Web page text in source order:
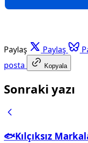
Paylaş Paylaş
posta
Kopyala
Sonraki yazı
🐟Kılçıksız